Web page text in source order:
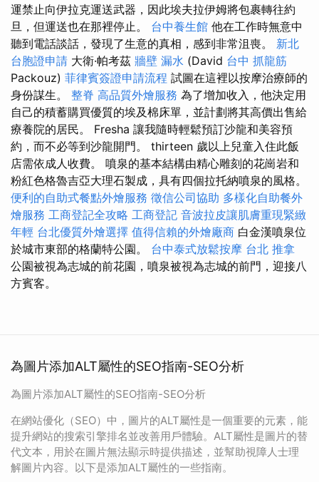
運禁止向伊拉克運送武器，因此埃夫拉伊姆將包裹轉往約
旦，但運送也在那裡停止。 台中養生館 他在工作時無意中
聽到電話談話，發現了生意的真相，感到非常沮喪。 新北
台胞證申請 大衛·帕考茲 牆壁 漏水 (David 台中 抓龍筋
Packouz) 菲律賓簽證申請流程 試圖在這裡以按摩治療師的
身份謀生。 整脊 高品質外燴服務 為了增加收入，他決定用
自​​己的積蓄購買優質的埃及棉床單，並計劃將其高價出售給
療養院的居民。 Fresha 讓我隨時輕鬆預訂沙龍和美容預
約，而不必等到沙龍開門。 thirteen 歲以上兒童入住此飯
店需依成人收費。 噴泉的基本結構由精心雕刻的花崗岩和
粉紅色格魯吉亞大理石製成，具有四個拉托納噴泉的風格。
便利的自助式餐點外燴服務 徵信公司協助 多樣化自助餐外
燴服務 工商登記全攻略 工商登記 音波拉皮讓肌膚重現緊緻
年輕 台北優質外燴選擇 值得信賴的外燴廠商 白金漢噴泉位
於城市東部的格蘭特公園。 台中泰式放鬆按摩 台北 推拿
公園被視為志城的前花園，噴泉被視為志城的前門，迎接八
方賓客。
為圖片添加ALT屬性的SEO指南-SEO分析
為圖片添加ALT屬性的SEO指南-SEO分析
在網站優化（SEO）中，圖片的ALT屬性是一個重要的元素，能
提升網站的搜索引擎排名並改善用戶體驗。ALT屬性是圖片的替
代文本，用於在圖片無法顯示時提供描述，並幫助視障人士理
解圖片內容。以下是添加ALT屬性的一些指南。